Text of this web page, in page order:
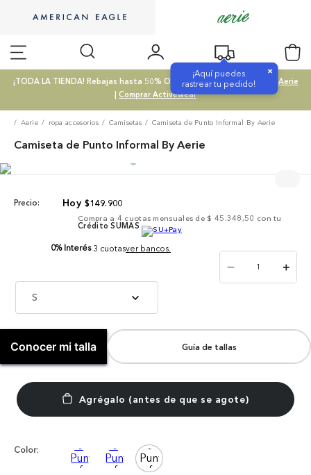
¡Aquí puedes
rastrear tu pedido!
×
¡TODA LA TIENDA! Rebajas hasta 50% OFF |Comprar SALE|Comprar Aerie
| Comprar Activewear
Aerie ropa accesorios Camisetas Camiseta de Punto Informal By Aerie
Camiseta de Punto Informal By Aerie
Precio: $149. 900
Compra a 4 cuotas mensuales de $ 45.348,50 con tu
Crédito SUMAS
0% Interés 3 cuotasver bancos.
S
＋
－
Conocer mi talla Guía de tallas
Color: